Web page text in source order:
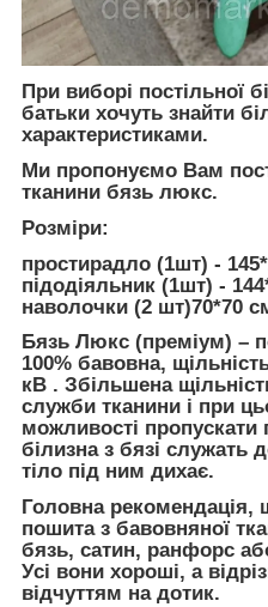
При виборі постільної
батьки хочуть знайти
характеристиками.
Ми пропонуємо Вам
тканини бязь люкс.
Розміри:
простирадло (1шт) -
підодіяльник (1шт) -
наволочки (2 шт)70*70
Бязь Люкс (преміум) –
100% бавовна,
кВ . Збільшена
служби тканини і при
можливості пропускати
білизна з бязі служать
тіло під ним дихає.
Головна рекомендація,
пошита з бавовняної
бязь, сатин, ранфорс
Усі вони хороші, а
відчуттям на дотик.